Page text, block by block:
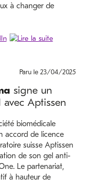
à changer de
Paru le 23/04/2025
signe un
Aptissen
biomédicale
accord de licence
suisse Aptissen
de son gel anti-
Le partenariat,
à hauteur de